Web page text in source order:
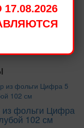
фольги Цифра
102 см